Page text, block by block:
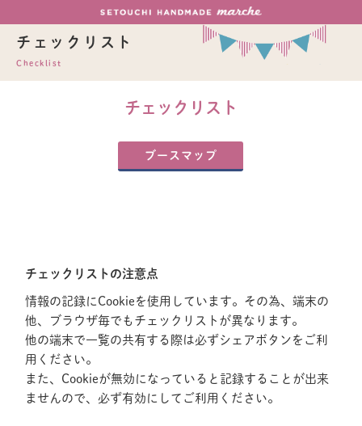
チェックリスト
Checklist
チェックリスト
ブースマップ
チェックリストの注意点
情報の記録にCookieを使用しています。その為、端末の
他、ブラウザ毎でもチェックリストが異なります。
他の端末で一覧の共有する際は必ずシェアボタンをご利
用ください。
また、Cookieが無効になっていると記録することが出来
ませんので、必ず有効にしてご利用ください。